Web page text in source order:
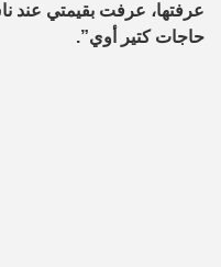
عرفتها، عرفت بقيمتي عند
حاجات كتير أوي”.